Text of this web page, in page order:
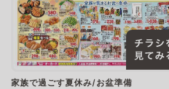
家族で過ごす夏休み/お盆準備